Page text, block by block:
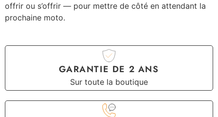
offrir ou s’offrir — pour mettre de côté en attendant la
prochaine moto.
GARANTIE DE 2 ANS
Sur toute la boutique